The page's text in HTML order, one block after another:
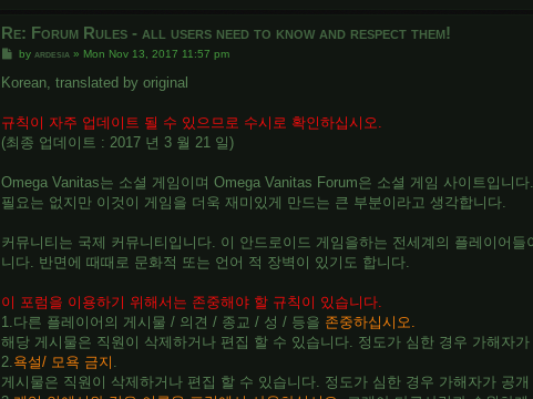
Re: Forum Rules - all users need to know and respect them!
P
s
byardesia » Mon Nov 13, 2017 11:57 pm
Korean, translated by original
규칙이 자주 업데이트 될 수 있으므로 수시로 확인하십시오.
(최종 업데이트 : 2017 년 3 월 21 일)
Omega Vanitas는 소셜 게임이며 Omega Vanitas Forum은 소셜 게임 사이트입니
필요는 없지만 이것이 게임을 더욱 재미있게 만드는 큰 부분이라고 생각합니다.
커뮤니티는 국제 커뮤니티입니다. 이 안드로이드 게임을하는 전세계의 플레이어
니다. 반면에 때때로 문화적 또는 언어 적 장벽이 있기도 합니다.
이 포럼을 이용하기 위해서는 존중해야 할 규칙이 있습니다.
1.다른 플레이어의 게시물 / 의견 / 종교 / 성 / 등을 존중하십시오.
해당 게시물은 직원이 삭제하거나 편집 할 수 있습니다. 정도가 심한 경우 가해자
2.욕설/ 모욕 금지 .
게시물은 직원이 삭제하거나 편집 할 수 있습니다. 정도가 심한 경우 가해자가 공